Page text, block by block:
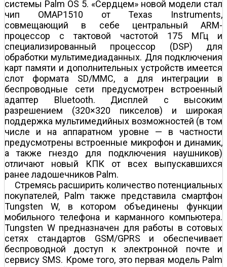
системы Palm OS 5. «Сердцем» новой модели стал
чип OMAP1510 от Texas Instruments,
совмещающий в себе центральный ARM-
процессор с тактовой частотой 175 МГц и
специализированный процессор (DSP) для
обработки мультимедиаданных. Для подключения
карт памяти и дополнительных устройств имеется
слот формата SD/MMC, а для интеграции в
беспроводные сети предусмотрен встроенный
адаптер Bluetooth. Дисплей с высоким
разрешением (320×320 пикселов) и широкая
поддержка мультимедийных возможностей (в том
числе и на аппаратном уровне — в частности
предусмотрены встроенные микрофон и динамик,
а также гнездо для подключения наушников)
отличают новый КПК от всех выпускавшихся
ранее ладошечников Palm.
Стремясь расширить количество потенциальных
покупателей, Palm также представила смартфон
Tungsten W, в котором объединены функции
мобильного телефона и карманного компьютера.
Tungsten W предназначен для работы в сотовых
сетях стандартов GSM/GPRS и обеспечивает
беспроводной доступ к электронной почте и
сервису SMS. Кроме того, это первая модель Palm